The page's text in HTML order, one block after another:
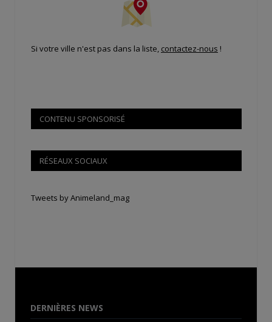
Si votre ville n'est pas dans la liste, contactez-nous !
CONTENU SPONSORISÉ
RÉSEAUX SOCIAUX
Tweets by Animeland_mag
DERNIÈRES NEWS